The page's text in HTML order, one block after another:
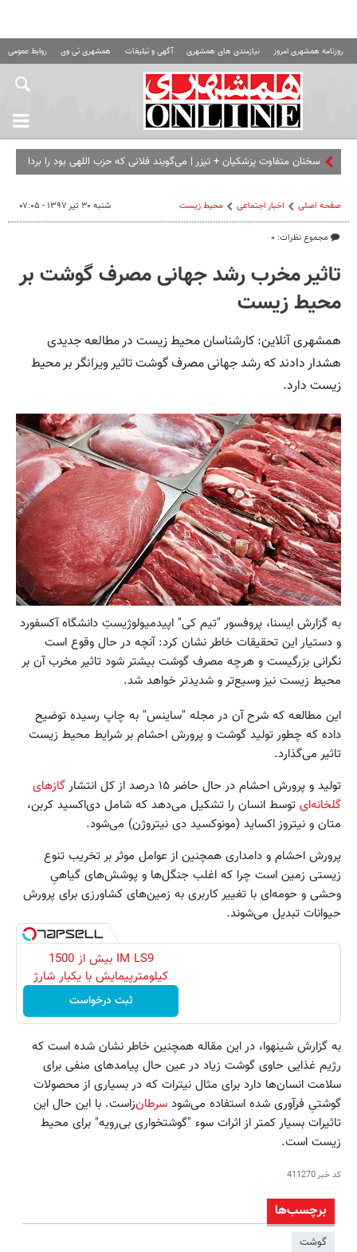
روزنامه همشهری امروز نیازمندی های همشهری آگهی و تبلیغات همشهری تی وی روابط عمومی
سخنان متفاوت پزشکیان + تیزر | می‌گویند فلانی که حزب اللهی بود را
صفحه اصلی اخبار اجتماعی محیط زیست
مجموع نظرات: ۰
شنبه ۳۰ تیر ۱۳۹۷ - ۰۷:۰۵
تاثیر مخرب رشد جهانی مصرف گوشت بر
محیط زیست
همشهری آنلاین: کارشناسان محیط زیست در مطالعه جدیدی
هشدار دادند که رشد جهانی مصرف گوشت تاثیر ویرانگر بر محیط
زیست دارد.
به گزارش ایسنا، پروفسور "تیم کی" اپیدمیولوژیستِ دانشگاه آکسفورد
و دستیار این تحقیقات خاطر نشان کرد: آنچه در حال وقوع است
نگرانی بزرگیست و هرچه مصرف گوشت بیشتر شود تاثیر مخرب آن بر
محیط زیست نیز وسیع‌تر و شدیدتر خواهد شد.
این مطالعه که شرح آن در مجله "ساینس" به چاپ رسیده توضیح
داده که چطور تولید گوشت و پرورش احشام بر شرایط محیط زیست
تاثیر می‌گذارد.
تولید و پرورش احشام در حال حاضر ۱۵ درصد از کل انتشار
گازهای
گلخانه‌ای توسط انسان را تشکیل می‌دهد که شامل دی‌اکسید کربن،‌
متان و نیتروز اکساید (مونوکسید دی نیتروژن) می‌شود.
پرورش احشام و دامداری همچنین از عوامل موثر بر تخریب تنوع
زیستی زمین است چرا که اغلب جنگل‌ها و پوشش‌های گیاهیِ
وحشی و حومه‌ای با تغییر کاربری به زمین‌های کشاورزی برای پرورش
حیوانات تبدیل می‌شوند.
IM LS9 بیش از 1500
کیلومترپیمایش با یکبار شارژ
ثبت درخواست
به گزارش شینهوا، در این مقاله همچنین خاطر نشان شده است که
رژیم غذایی حاوی گوشت زیاد در عین حال پیامدهای منفی برای
سلامت انسان‌ها دارد برای مثال نیترات که در بسیاری از محصولات
گوشتیِ فرآوری شده استفاده می‌شود سرطان‌زاست. با این حال این
تاثیرات بسیار کمتر از اثرات سوء "گوشتخواری بی‌رویه" برای محیط
زیست است.
کد خبر411270
برچسب‌ها
گوشت